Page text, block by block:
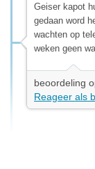
Geiser kapot
gedaan word
wachten op
weken geen
beoordeling
Reageer als